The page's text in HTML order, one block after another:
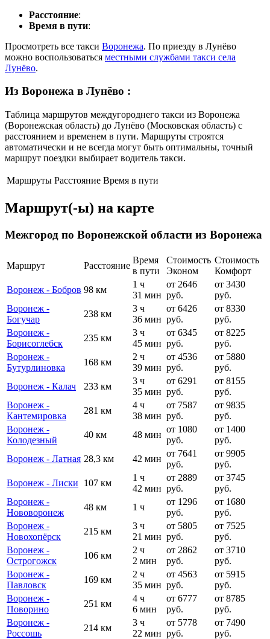
Расстояние:
Время в пути:
Просмотреть все такси Воронежа. По приезду в Лунёво
можно воспользоваться местными службами такси села
Лунёво.
Из Воронежа в Лунёво :
Таблица маршрутов междугороднего такси из Воронежа
(Воронежская область) до Лунёво (Московская область) с
расстоянием и временем в пути. Маршруты строятся
автоматически и не всегда могут быть оптимальны, точный
маршрут поездки выбирает водитель такси.
Маршруты Расстояние Время в пути
Маршрут(-ы) на карте
Межгород по Воронежской области из Воронежа
Маршрут Расстояние
Время
в пути
Стоимость
Эконом
Стоимость
Комфорт
Воронеж - Бобров 98 км
1 ч
31 мин
от 2646
руб.
от 3430
руб.
Воронеж -
Богучар
238 км
3 ч
36 мин
от 6426
руб.
от 8330
руб.
Воронеж -
Борисоглебск
235 км
3 ч
45 мин
от 6345
руб.
от 8225
руб.
Воронеж -
Бутурлиновка
168 км
2 ч
39 мин
от 4536
руб.
от 5880
руб.
Воронеж - Калач
233 км
3 ч
35 мин
от 6291
руб.
от 8155
руб.
Воронеж -
Кантемировка
281 км
4 ч
38 мин
от 7587
руб.
от 9835
руб.
Воронеж -
Колодезный
40 км 48 мин
от 1080
руб.
от 1400
руб.
Воронеж - Латная 28,3 км 42 мин
от 7641
руб.
от 9905
руб.
Воронеж - Лиски
107 км
1 ч
42 мин
от 2889
руб.
от 3745
руб.
Воронеж -
Нововоронеж
48 км 1 ч
от 1296
руб.
от 1680
руб.
Воронеж -
Новохопёрск
215 км
3 ч
21 мин
от 5805
руб.
от 7525
руб.
Воронеж -
Острогожск
106 км
2 ч
2 мин
от 2862
руб.
от 3710
руб.
Воронеж -
Павловск
169 км
2 ч
35 мин
от 4563
руб.
от 5915
руб.
Воронеж -
Поворино
251 км
4 ч
6 мин
от 6777
руб.
от 8785
руб.
Воронеж -
Россошь
214 км
3 ч
22 мин
от 5778
руб.
от 7490
руб.